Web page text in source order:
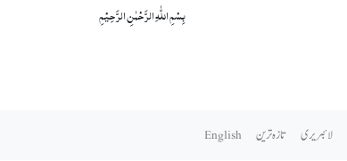
بِسۡمِ اللّٰہِ الرَّحۡمٰنِ الرَّحِیۡمِ
لائبریری تازہ ترین English